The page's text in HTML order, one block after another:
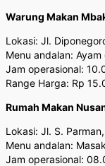
Warung Makan
Lokasi: Jl.
Menu andalan:
Jam operasional:
Range Harga: Rp
Rumah Makan
Lokasi: Jl. S.
Menu andalan:
Jam operasional: